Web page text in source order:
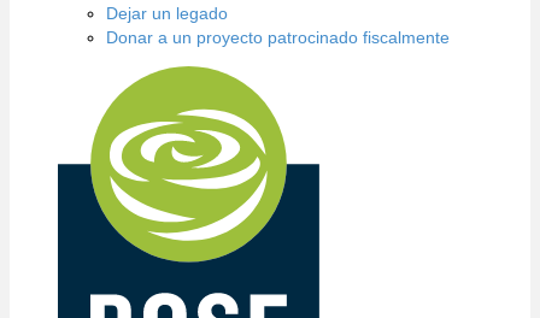
Dejar un legado
Donar a un proyecto patrocinado fiscalmente